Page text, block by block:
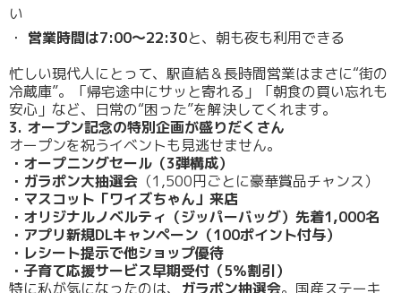
い
営業時間は7:00～22:30と、朝も夜も利用できる
忙しい現代人にとって、駅直結＆長時間営業はまさに“街の
冷蔵庫”。「帰宅途中にサッと寄れる」「朝食の買い忘れも
安心」など、日常の“困った”を解決してくれます。
3. オープン記念の特別企画が盛りだくさん
オープンを祝うイベントも見逃せません。
・オープニングセール（3弾構成）
・ガラポン大抽選会 （1,500円ごとに豪華賞品チャンス）
・マスコット「ワイズちゃん」来店
・オリジナルノベルティ（ジッパーバッグ）先着1,000名
・アプリ新規DLキャンペーン（100ポイント付与）
・レシート提示で他ショップ優待
・子育て応援サービス早期受付（5％割引）
特に私が気になったのは、 ガラポン抽選会。国産ステーキ